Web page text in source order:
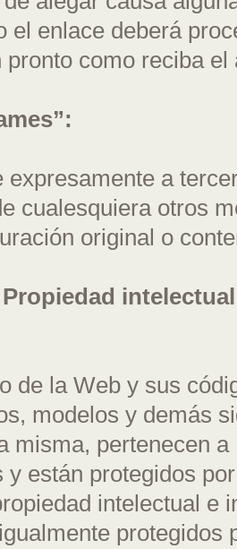
el enlace deberá
pronto como reciba
expresamente a
cualesquiera otros
original o
de la Web y sus
modelos y demás
misma, pertenecen
y están protegidos
intelectual e
protegidos